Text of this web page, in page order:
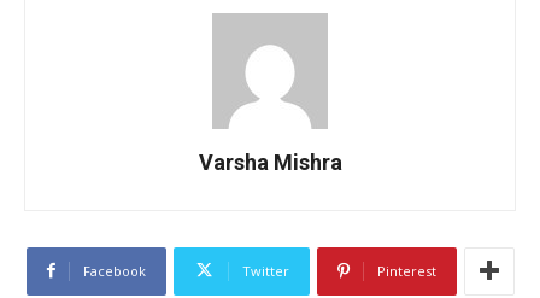
Varsha Mishra
Facebook Twitter Pinterest